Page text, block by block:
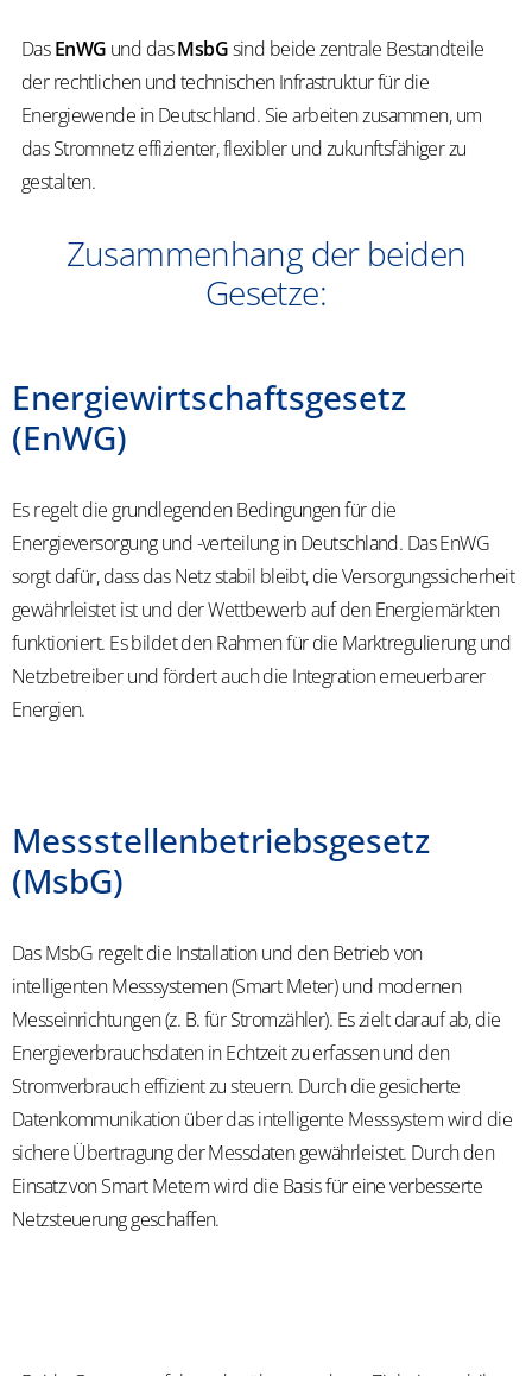
DasEnWG und dasMsbGsind beide zentrale Bestandteile
der rechtlichen und technischen Infrastruktur für die
Energiewende in Deutschland. Sie arbeiten zusammen, um
das Stromnetz effizienter, flexibler und zukunftsfähiger zu
gestalten.
Zusammenhang der beiden
Gesetze:
Energiewirtschaftsgesetz
(EnWG)
Es regelt die grundlegenden Bedingungen für die
Energieversorgung und -verteilung in Deutschland. Das EnWG
sorgt dafür, dass das Netz stabil bleibt, die Versorgungssicherheit
gewährleistet ist und der Wettbewerb auf den Energiemärkten
funktioniert. Es bildet den Rahmen für die Marktregulierung und
Netzbetreiber und fördert auch die Integration erneuerbarer
Energien.
Messstellenbetriebsgesetz
(MsbG)
Das MsbG regelt die Installation und den Betrieb von
intelligenten Messsystemen (Smart Meter) und modernen
Messeinrichtungen (z. B. für Stromzähler). Es zielt darauf ab, die
Energieverbrauchsdaten in Echtzeit zu erfassen und den
Stromverbrauch effizient zu steuern. Durch die gesicherte
Datenkommunikation über das intelligente Messsystem wird die
sichere Übertragung der Messdaten gewährleistet. Durch den
Einsatz von Smart Metern wird die Basis für eine verbesserte
Netzsteuerung geschaffen.